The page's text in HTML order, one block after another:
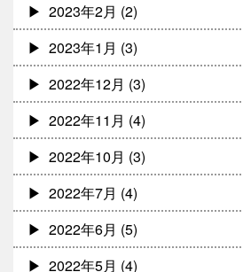
2023年2月 (2)
2023年1月 (3)
2022年12月 (3)
2022年11月 (4)
2022年10月 (3)
2022年7月 (4)
2022年6月 (5)
2022年5月 (4)